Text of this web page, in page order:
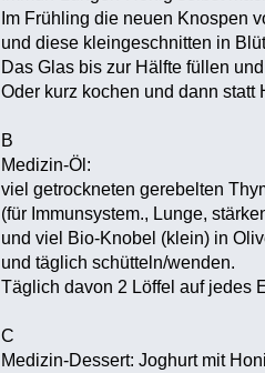
Im Frühling die neuen Knospen
und diese kleingeschnitten in
Das Glas bis zur Hälfte füllen
Oder kurz kochen und dann statt
B
Medizin-Öl:
viel getrockneten gerebelten
(für Immunsystem., Lunge,
und viel Bio-Knobel (klein) in
und täglich schütteln/wenden.
Täglich davon 2 Löffel auf jedes
C
Medizin-Dessert: Joghurt mit